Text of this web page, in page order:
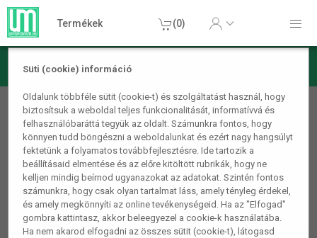
Süti (cookie) információ
Oldalunk többféle sütit (cookie-t) és szolgáltatást használ, hogy
biztosítsuk a weboldal teljes funkcionalitását, informatívvá és
felhasználóbaráttá tegyük az oldalt. Számunkra fontos, hogy
könnyen tudd böngészni a weboldalunkat és ezért nagy hangsúlyt
fektetünk a folyamatos továbbfejlesztésre. Ide tartozik a
beállításaid elmentése és az előre kitöltött rubrikák, hogy ne
kelljen mindig beírnod ugyanazokat az adatokat. Szintén fontos
számunkra, hogy csak olyan tartalmat láss, amely tényleg érdekel,
és amely megkönnyíti az online tevékenységeid. Ha az "Elfogad"
gombra kattintasz, akkor beleegyezel a cookie-k használatába.
Ha nem akarod elfogadni az összes sütit (cookie-t), látogasd
Termékek (0)
Autós termékek
Autórádiók, fejegységek